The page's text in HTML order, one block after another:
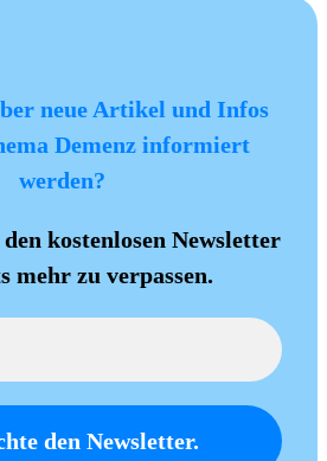
neue Artikel und Infos
Demenz informiert
werden?
kostenlosen Newsletter
mehr zu verpassen.